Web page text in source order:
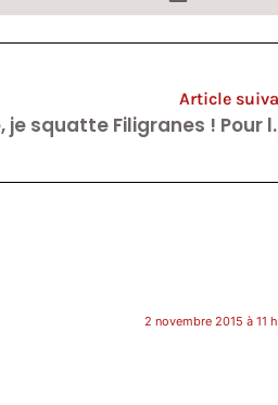
Article
En
2 novembre 2015 à 11